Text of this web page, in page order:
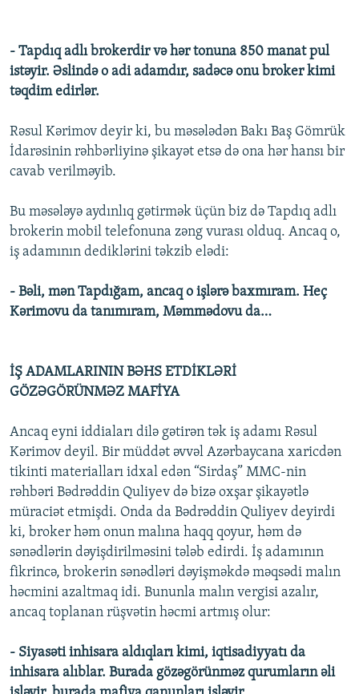
- Tapdıq adlı brokerdir və hər tonuna 850 manat pul
istəyir. Əslində o adi adamdır, sadəcə onu broker kimi
təqdim edirlər.
Rəsul Kərimov deyir ki, bu məsələdən Bakı Baş Gömrük
İdarəsinin rəhbərliyinə şikayət etsə də ona hər hansı bir
cavab verilməyib.
Bu məsələyə aydınlıq gətirmək üçün biz də Tapdıq adlı
brokerin mobil telefonuna zəng vurası olduq. Ancaq o,
iş adamının dediklərini təkzib elədi:
- Bəli, mən Tapdığam, ancaq o işlərə baxmıram. Heç
Kərimovu da tanımıram, Məmmədovu da…
İŞ ADAMLARININ BƏHS ETDİKLƏRİ
GÖZƏGÖRÜNMƏZ MAFİYA
Ancaq eyni iddiaları dilə gətirən tək iş adamı Rəsul
Kərimov deyil. Bir müddət əvvəl Azərbaycana xaricdən
tikinti materialları idxal edən “Sirdaş” MMC-nin
rəhbəri Bədrəddin Quliyev də bizə oxşar şikayətlə
müraciət etmişdi. Onda da Bədrəddin Quliyev deyirdi
ki, broker həm onun malına haqq qoyur, həm də
sənədlərin dəyişdirilməsini tələb edirdi. İş adamının
fikrincə, brokerin sənədləri dəyişməkdə məqsədi malın
həcmini azaltmaq idi. Bununla malın vergisi azalır,
ancaq toplanan rüşvətin həcmi artmış olur:
- Siyasəti inhisara aldıqları kimi, iqtisadiyyatı da
inhisara alıblar. Burada gözəgörünməz qurumların əli